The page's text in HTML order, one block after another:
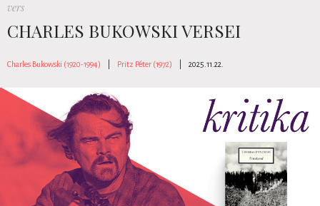
vers
CHARLES BUKOWSKI VERSEI
Charles Bukowski (1920-1994) Pritz Péter (1972) 2025.11.22.